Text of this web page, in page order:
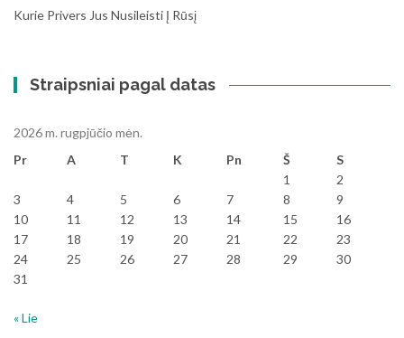
Kurie Privers Jus Nusileisti Į Rūsį
Straipsniai pagal datas
2026 m. rugpjūčio mėn.
Pr
A T K Pn Š
S
1
2
3
4 5 6 7 8
9
10
11 12 13 14 15
16
17
18 19 20 21 22
23
24
25 26 27 28 29
30
31
« Lie